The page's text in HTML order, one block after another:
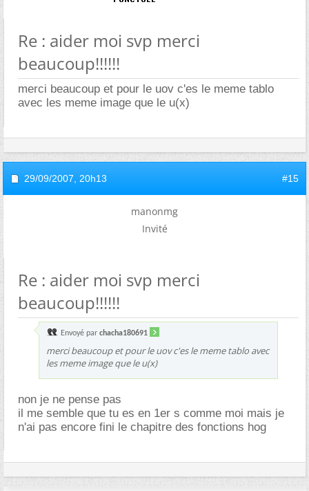
Re : aider moi svp merci
beaucoup!!!!!!
merci beaucoup et pour le uov c'es le meme tablo
avec les meme image que le u(x)
29/09/2007, 20h13 #15
manonmg
Invité
Re : aider moi svp merci
beaucoup!!!!!!
Envoyé par chacha180691
merci beaucoup et pour le uov c'es le meme tablo avec
les meme image que le u(x)
non je ne pense pas
il me semble que tu es en 1er s comme moi mais je
n'ai pas encore fini le chapitre des fonctions hog